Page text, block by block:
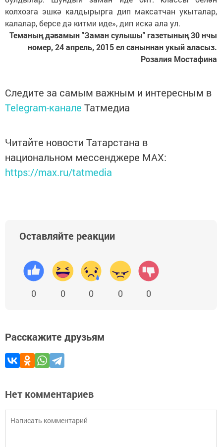
колхозга эшкә калдырырга дип максатчан укыталар,
калалар, берсе дә китми иде», дип искә ала ул.
Теманың дәвамын "Заман сулышы" газетының 30 нчы
номер, 24 апрель, 2015 ел саныннан укый аласыз.
Розалия Мостафина
Следите за самым важным и интересным в
Telegram-канале Татмедиа
Читайте новости Татарстана в
национальном мессенджере MАХ:
https://max.ru/tatmedia
Оставляйте реакции
0 0 0 0 0
Расскажите друзьям
Нет комментариев